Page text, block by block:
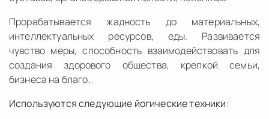
Прорабатывается жадность до материальных,
интеллектуальных ресурсов, еды. Развивается
чувство меры, способность взаимодействовать для
создания здорового общества, крепкой семьи,
бизнеса на благо.
Используются следующие йогические техники: